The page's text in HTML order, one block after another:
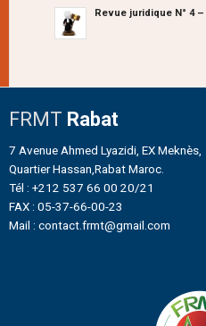
Revue juridique N° 4
FRMT Rabat
7 Avenue Ahmed Lyazidi, EX Meknès,
Quartier Hassan,Rabat Maroc.
Tél : +212 537 66 00 20/21
FAX : 05-37-66-00-23
Mail : contact.frmt@gmail.com